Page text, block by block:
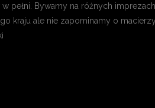
pełni. Bywamy na różnych
kraju ale nie zapominamy o